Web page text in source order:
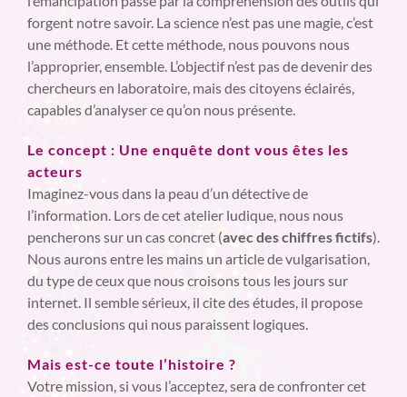
forgent notre savoir. La science n’est pas une magie, c’est
une méthode. Et cette méthode, nous pouvons nous
l’approprier, ensemble. L’objectif n’est pas de devenir des
chercheurs en laboratoire, mais des citoyens éclairés,
capables d’analyser ce qu’on nous présente.
Le concept : Une enquête dont vous êtes les
acteurs
Imaginez-vous dans la peau d’un détective de
l’information. Lors de cet atelier ludique, nous nous
pencherons sur un cas concret (avec des chiffres fictifs).
Nous aurons entre les mains un article de vulgarisation,
du type de ceux que nous croisons tous les jours sur
internet. Il semble sérieux, il cite des études, il propose
des conclusions qui nous paraissent logiques.
Mais est-ce toute l’histoire ?
Votre mission, si vous l’acceptez, sera de confronter cet